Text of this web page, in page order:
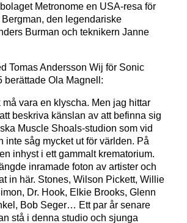
Metronome en USA-resa för
den legendariske
Burman och teknikern Janne
Tomas Andersson Wij för Sonic
berättade Ola Magnell:
må vara en klyscha. Men jag hittar
beskriva känslan av att befinna sig
Muscle Shoals-studion som vid
inte såg mycket ut för världen. På
inhyst i ett gammalt krematorium.
inramade foton av artister och
in här. Stones, Wilson Pickett, Willie
Dr. Hook, Elkie Brooks, Glenn
Bob Seger… Ett par år senare
stå i denna studio och sjunga